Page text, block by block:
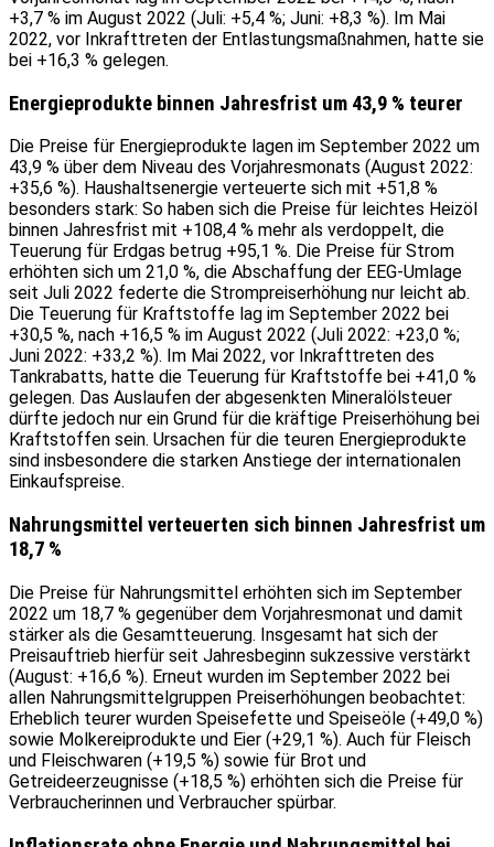
+3,7 % im August 2022 (Juli: +5,4 %; Juni: +8,3 %). Im Mai
2022, vor Inkrafttreten der Entlastungsmaßnahmen, hatte sie
bei +16,3 % gelegen.
Energieprodukte binnen Jahresfrist um 43,9 % teurer
Die Preise für Energieprodukte lagen im September 2022 um
43,9 % über dem Niveau des Vorjahresmonats (August 2022:
+35,6 %). Haushaltsenergie verteuerte sich mit +51,8 %
besonders stark: So haben sich die Preise für leichtes Heizöl
binnen Jahresfrist mit +108,4 % mehr als verdoppelt, die
Teuerung für Erdgas betrug +95,1 %. Die Preise für Strom
erhöhten sich um 21,0 %, die Abschaffung der EEG-Umlage
seit Juli 2022 federte die Strompreiserhöhung nur leicht ab.
Die Teuerung für Kraftstoffe lag im September 2022 bei
+30,5 %, nach +16,5 % im August 2022 (Juli 2022: +23,0 %;
Juni 2022: +33,2 %). Im Mai 2022, vor Inkrafttreten des
Tankrabatts, hatte die Teuerung für Kraftstoffe bei +41,0 %
gelegen. Das Auslaufen der abgesenkten Mineralölsteuer
dürfte jedoch nur ein Grund für die kräftige Preiserhöhung bei
Kraftstoffen sein. Ursachen für die teuren Energieprodukte
sind insbesondere die starken Anstiege der internationalen
Einkaufspreise.
Nahrungsmittel verteuerten sich binnen Jahresfrist um
18,7 %
Die Preise für Nahrungsmittel erhöhten sich im September
2022 um 18,7 % gegenüber dem Vorjahresmonat und damit
stärker als die Gesamtteuerung. Insgesamt hat sich der
Preisauftrieb hierfür seit Jahresbeginn sukzessive verstärkt
(August: +16,6 %). Erneut wurden im September 2022 bei
allen Nahrungsmittelgruppen Preiserhöhungen beobachtet:
Erheblich teurer wurden Speisefette und Speiseöle (+49,0 %)
sowie Molkereiprodukte und Eier (+29,1 %). Auch für Fleisch
und Fleischwaren (+19,5 %) sowie für Brot und
Getreideerzeugnisse (+18,5 %) erhöhten sich die Preise für
Verbraucherinnen und Verbraucher spürbar.